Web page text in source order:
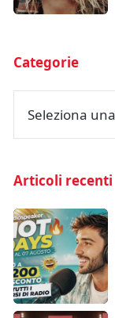
Categorie
Seleziona
Articoli recenti